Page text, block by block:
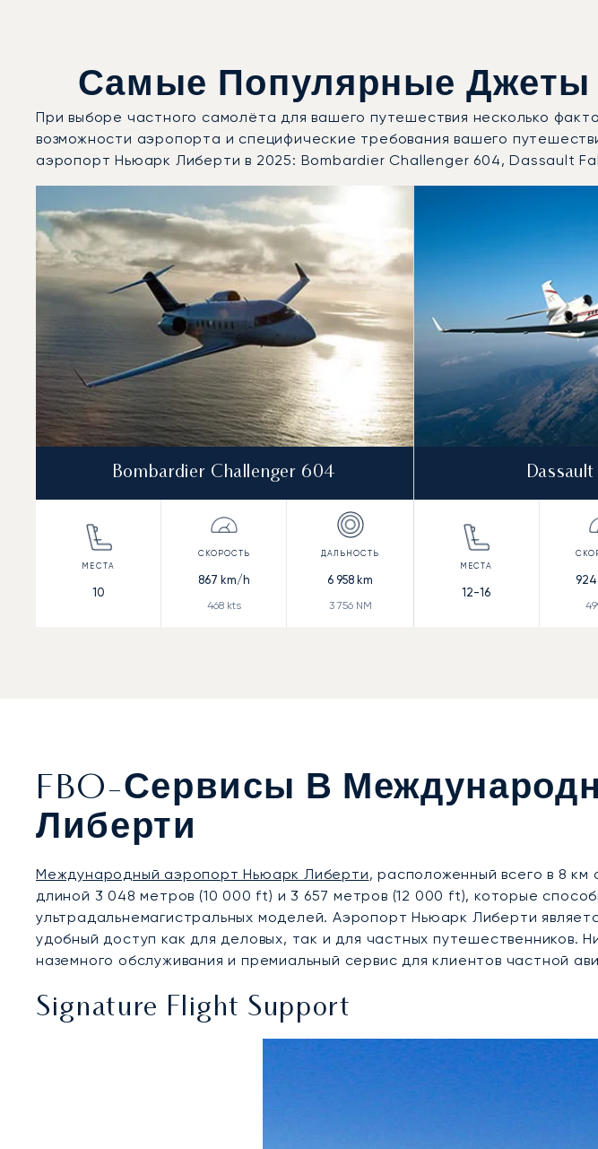
Самые Популярные Джеты
При выборе частного самолёта для вашего путешествия несколько
возможности аэропорта и специфические требования вашего
аэропорт Ньюарк Либерти в 2025: Bombardier Challenger 604, Dassault
Международный аэропорт Ньюарк Либерти : 3 наиболее востребованные
Модель воздушного судна
Скорость (км/ч)
Скорость (узлы)
Дальность (NM)
Bombardier Challenger 604
10
867 km/h
468kts
6 958 km
3 756NM
12-16
924
FBO-Сервисы В
Либерти
Международный аэропорт Ньюарк Либерти, расположенный всего в 8
длиной 3 048 метров (10 000 ft) и 3 657 метров (12 000 ft), которые
ультрадальнемагистральных моделей. Аэропорт Ньюарк Либерти
удобный доступ как для деловых, так и для частных путешественников.
наземного обслуживания и премиальный сервис для клиентов частной
Signature Flight Support